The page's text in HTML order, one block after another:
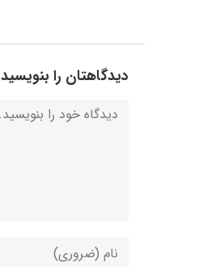
دیدگاهتان را بنویسید